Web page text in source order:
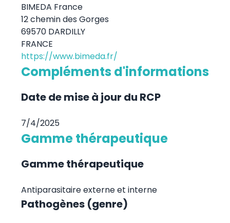
BIMEDA France
12 chemin des Gorges
69570 DARDILLY
FRANCE
https://www.bimeda.fr/
Compléments d'informations
Date de mise à jour du RCP
7/4/2025
Gamme thérapeutique
Gamme thérapeutique
Antiparasitaire externe et interne
Pathogènes (genre)